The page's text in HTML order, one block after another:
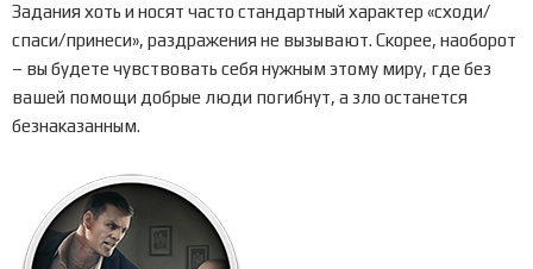
Задания хоть и носят часто стандартный характер «сходи/
спаси/принеси», раздражения не вызывают. Скорее, наоборот
– вы будете чувствовать себя нужным этому миру, где без
вашей помощи добрые люди погибнут, а зло останется
безнаказанным.